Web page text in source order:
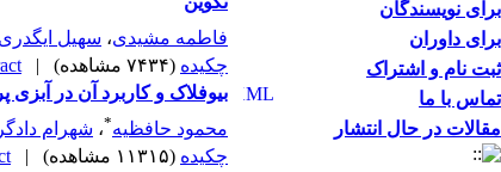
برای نویسندگان
برای داوران
ثبت نام و اشتراک
تماس با ما
مقالات در حال انتشار
فاطمه مشیدی، سهیل ایگدری
چکیده (۷۴۳۴ مشاهده) |
|
بیوفلاک و کاربرد آن در آبزی‌
محمود حافظیه*، شهرام دادگر
چکیده (۱۱۳۱۵ مشاهده) |
|